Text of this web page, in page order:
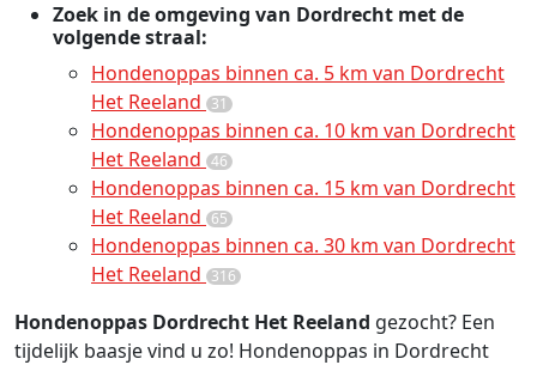
Zoek in de omgeving van Dordrecht met de
volgende straal:
Hondenoppas binnen ca. 5 km van Dordrecht
Het Reeland 31
Hondenoppas binnen ca. 10 km van Dordrecht
Het Reeland 46
Hondenoppas binnen ca. 15 km van Dordrecht
Het Reeland 65
Hondenoppas binnen ca. 30 km van Dordrecht
Het Reeland 316
Hondenoppas Dordrecht Het Reeland gezocht? Een
tijdelijk baasje vind u zo! Hondenoppas in Dordrecht